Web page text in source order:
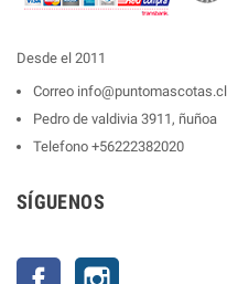
Desde el 2011
Correo info@puntomascotas.cl
Pedro de valdivia 3911, ñuñoa
Telefono +56222382020
SÍGUENOS
Facebook